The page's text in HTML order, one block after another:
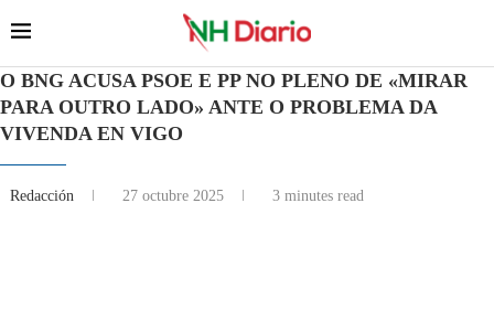
O BNG ACUSA PSOE E PP NO PLENO DE «MIRAR
PARA OUTRO LADO» ANTE O PROBLEMA DA
VIVENDA EN VIGO
Redacción 27 octubre 2025 3 minutes read